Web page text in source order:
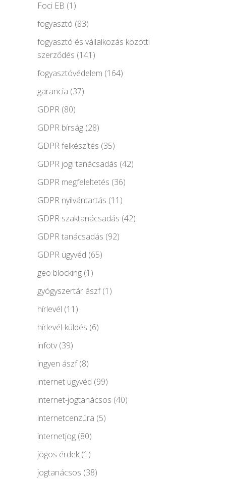
Foci EB (1)
fogyasztó (83)
fogyasztó és vállalkozás közötti
szerződés (141)
fogyasztóvédelem (164)
garancia (37)
GDPR (80)
GDPR bírság (28)
GDPR felkészítés (35)
GDPR jogi tanácsadás (42)
GDPR megfeleltetés (36)
GDPR nyilvántartás (11)
GDPR szaktanácsadás (42)
GDPR tanácsadás (92)
GDPR ügyvéd (65)
geo blocking (1)
gyógyszertár ászf(1)
hírlevél (11)
hírlevél-küldés (6)
infotv(39)
ingyen ászf(8)
internet ügyvéd (99)
internet-jogtanácsos (40)
internetcenzúra (5)
internetjog (80)
jogos érdek(1)
jogtanácsos (38)